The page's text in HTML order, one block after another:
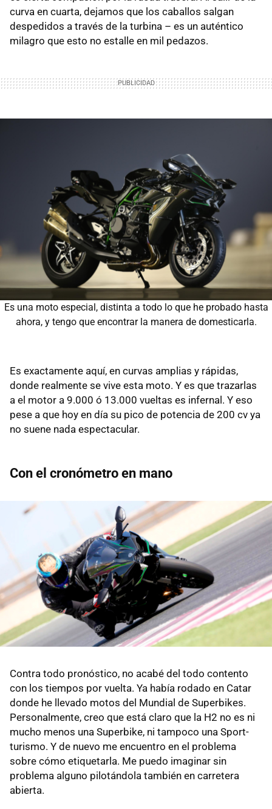
curva en cuarta, dejamos que los caballos salgan
despedidos a través de la turbina – es un auténtico
milagro que esto no estalle en mil pedazos.
Es una moto especial, distinta a todo lo que he probado hasta
ahora, y tengo que encontrar la manera de domesticarla.
Es exactamente aquí, en curvas amplias y rápidas,
donde realmente se vive esta moto. Y es que trazarlas
a el motor a 9.000 ó 13.000 vueltas es infernal. Y eso
pese a que hoy en día su pico de potencia de 200 cv ya
no suene nada espectacular.
Con el cronómetro en mano
Contra todo pronóstico, no acabé del todo contento
con los tiempos por vuelta. Ya había rodado en Catar
donde he llevado motos del Mundial de Superbikes.
Personalmente, creo que está claro que la H2 no es ni
mucho menos una Superbike, ni tampoco una Sport-
turismo. Y de nuevo me encuentro en el problema
sobre cómo etiquetarla. Me puedo imaginar sin
problema alguno pilotándola también en carretera
abierta.